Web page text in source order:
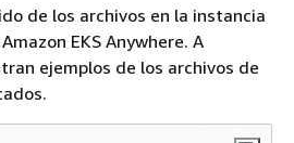
de los archivos en la instancia
EKS Anywhere. A
ejemplos de los archivos de